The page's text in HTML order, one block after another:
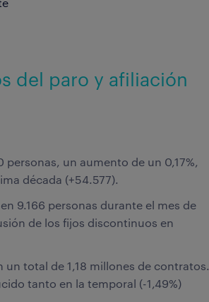
del paro y afiliación
un aumento de un 0,17%,
década (+54.577).
9.166 personas durante el mes de
de los fijos discontinuos en
total de 1,18 millones de contratos.
tanto en la temporal (-1,49%)